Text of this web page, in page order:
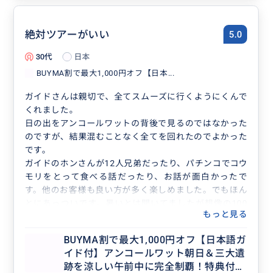
ーを続けていただきたいです。ありがとうございまし
絶対ツアーがいい 5.0
30代
日本
BUYMA割で最大1,000円オフ【日本...
ガイドさんは親切で、全てスムーズに行くようにくんで
くれました。
日の出をアンコールワットの背後で見るのではなかった
のですが、結果混むことなく全てを回れたのでよかった
です。
ガイドのホンさんが12人兄弟だったり、パチンコでコウ
モリをとって食べる話だったり、お話が面白かったで
す。他のお客様も良い方が多く楽しめました。でもほん
倍暑かったです。朝早い出発でしたが、それが功を奏し
もっと見る
BUYMA割で最大1,000円オフ【日本語ガ
イド付】アンコールワット朝日＆三大遺
跡を涼しい午前中に完全制覇！特典付き